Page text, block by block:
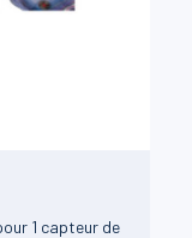
1 capteur de